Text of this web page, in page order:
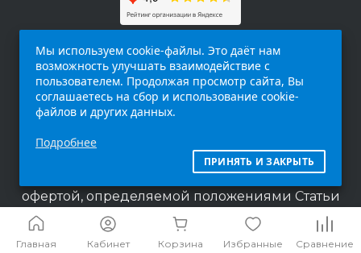
Главная Кабинет Корзина Избранные Сравнение
интернет-сайт (
исключительно информационный характер и
ни при каких условиях не является публичной
офертой, определяемой положениями Статьи
437 п.2 Гражданского кодекса Российской
Федерации.
Мы используем cookie-файлы. Это даёт нам
возможность улучшать взаимодействие с
пользователем. Продолжая просмотр сайта, Вы
соглашаетесь на сбор и использование cookie-
файлов и других данных.
Подробнее
ПРИНЯТЬ И ЗАКРЫТЬ